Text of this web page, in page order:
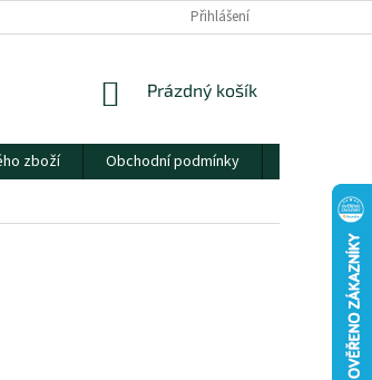
Přihlášení
NÁKUPNÍ
Prázdný košík
zboží Obchodní podmínky